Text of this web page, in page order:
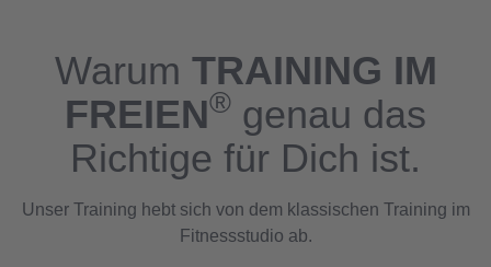
Warum TRAINING IM
FREIEN® genau das
Richtige für Dich ist.
Unser Training hebt sich von dem klassischen Training im
Fitnessstudio ab.